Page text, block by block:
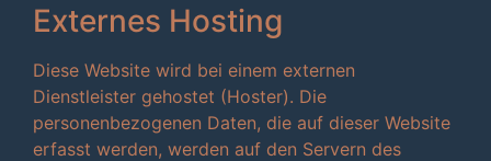
Externes Hosting
Diese Website wird bei einem externen
Dienstleister gehostet (Hoster). Die
personenbezogenen Daten, die auf dieser Website
erfasst werden, werden auf den Servern des